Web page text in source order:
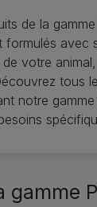
de la
formulés avec
votre
tous
notre
gamme